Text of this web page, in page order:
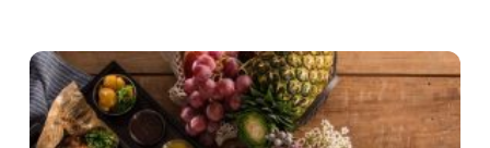
smaklökarna att dan...